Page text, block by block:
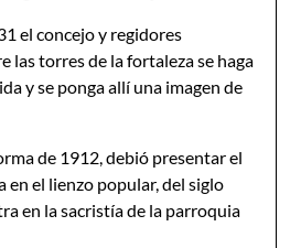
el concejo y regidores
las torres de la fortaleza se haga
y se ponga allí una imagen de
de 1912, debió presentar el
en el lienzo popular, del siglo
en la sacristía de la parroquia